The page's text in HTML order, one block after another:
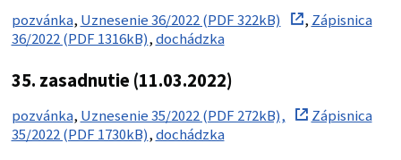
pozvánka, Uznesenie 36/2022 (PDF 322kB) , Zápisnica
36/2022 (PDF 1316kB),dochádzka
35. zasadnutie (11.03.2022)
pozvánka, Uznesenie 35/2022 (PDF 272kB),
Zápisnica
35/2022 (PDF 1730kB),dochádzka